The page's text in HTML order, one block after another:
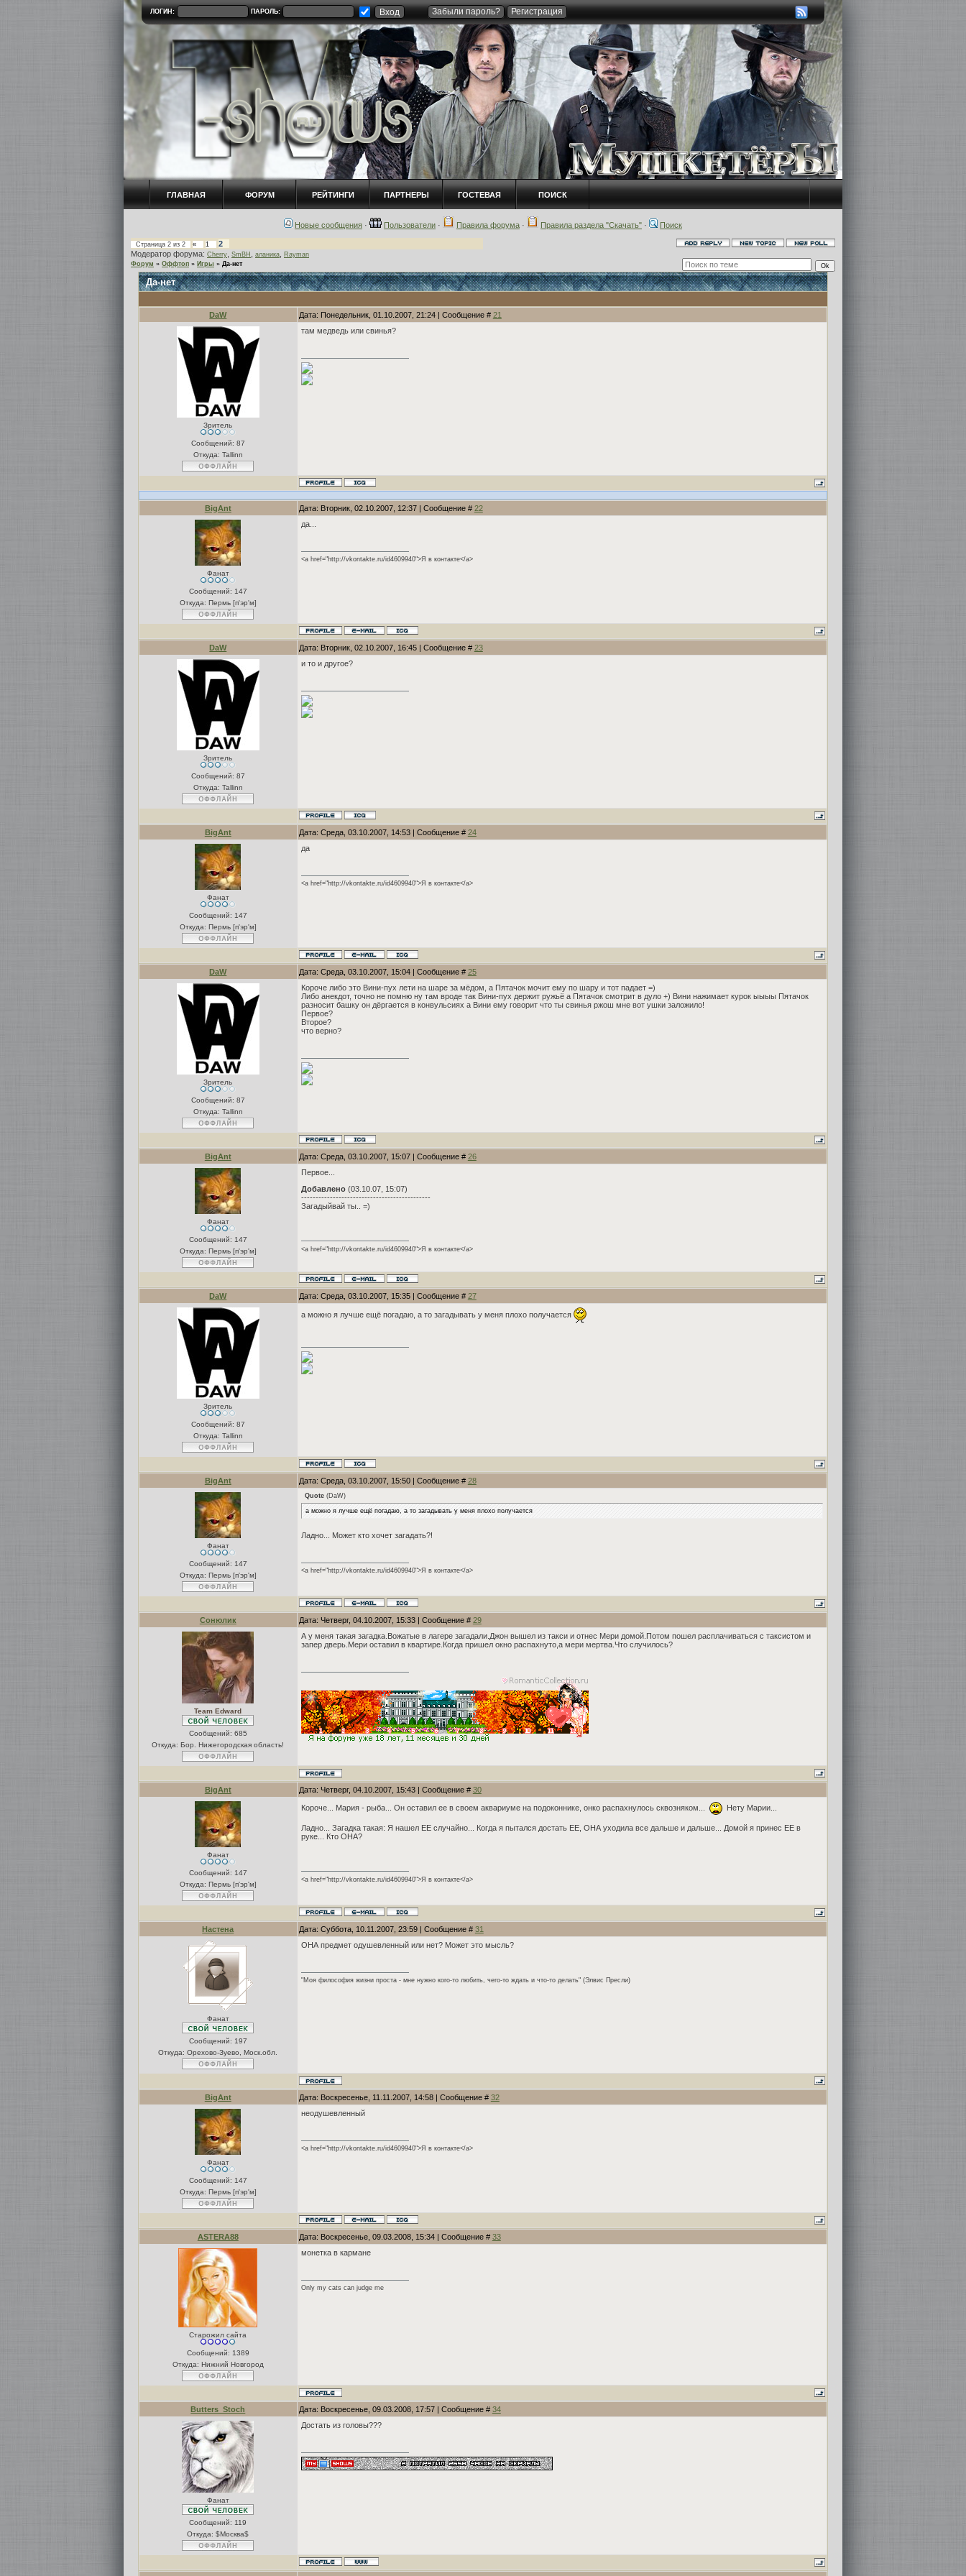
ЛОГИН: ПАРОЛЬ: Забыли пароль? Регистрация
ГЛАВНАЯ ФОРУМ РЕЙТИНГИ ПАРТНЕРЫ ГОСТЕВАЯ ПОИСК
Новые сообщения · Пользователи · Правила форума · Правила раздела "Скачать" · Поиск
Страница 2 из 2 « 1
2
Модератор форума: Cherry SmBH аланика
Rayman
Форум » Оффтоп » Игры » Да-нет
Да-нет
DaW Дата: Понедельник, 01.10.2007, 21:24 | Сообщение # 21
Зритель
Сообщений: 87
Откуда: Tallinn
там медведь или свинья?
BigAnt Дата: Вторник, 02.10.2007, 12:37 | Сообщение # 22
Фанат
Сообщений: 147
Откуда: Пермь [п'эр'м]
да...
<a href="http://vkontakte.ru/id4609940">Я в контакте</a>
DaW Дата: Вторник, 02.10.2007, 16:45 | Сообщение # 23
Зритель
Сообщений: 87
Откуда: Tallinn
и то и другое?
BigAnt Дата: Среда, 03.10.2007, 14:53 | Сообщение # 24
Фанат
Сообщений: 147
Откуда: Пермь [п'эр'м]
да
<a href="http://vkontakte.ru/id4609940">Я в контакте</a>
DaW Дата: Среда, 03.10.2007, 15:04 | Сообщение # 25
Зритель
Сообщений: 87
Откуда: Tallinn
Короче либо это Вини-пух лети на шаре за мёдом, а Пятачок мочит ему по шару и тот падает =)
Либо анекдот, точно не помню ну там вроде так Вини-пух держит ружьё а Пятачок смотрит в дуло +) Вини нажимает курок ыыыы Пятачок
разносит башку он дёргается в конвульсиях а Вини ему говорит что ты свинья ржош мне вот ушки заложило!
Первое?
Второе?
что верно?
BigAnt Дата: Среда, 03.10.2007, 15:07 | Сообщение # 26
Фанат
Сообщений: 147
Откуда: Пермь [п'эр'м]
Первое...
Добавлено(03.10.07, 15:07)
---------------------------------------------
Загадыйвай ты.. =)
<a href="http://vkontakte.ru/id4609940">Я в контакте</a>
DaW Дата: Среда, 03.10.2007, 15:35 | Сообщение # 27
Зритель
Сообщений: 87
Откуда: Tallinn
а можно я лучше ещё погадаю, а то загадывать у меня плохо получается
BigAnt Дата: Среда, 03.10.2007, 15:50 | Сообщение # 28
Фанат
Сообщений: 147
Откуда: Пермь [п'эр'м]
Quote(DaW)
а можно я лучше ещё погадаю, а то загадывать у меня плохо получается
Ладно... Может кто хочет загадать?!
<a href="http://vkontakte.ru/id4609940">Я в контакте</a>
Сонюлик Дата: Четверг, 04.10.2007, 15:33 | Сообщение # 29
Team Edward
Сообщений: 685
Откуда: Бор. Нижегородская область!
А у меня такая загадка.Вожатые в лагере загадали.Джон вышел из такси и отнес Мери домой.Потом пошел расплачиваться с таксистом и
запер дверь.Мери оставил в квартире.Когда пришел окно распахнуто,а мери мертва.Что случилось?
BigAnt Дата: Четверг, 04.10.2007, 15:43 | Сообщение # 30
Фанат
Сообщений: 147
Откуда: Пермь [п'эр'м]
Короче... Мария - рыба... Он оставил ее в своем аквариуме на подоконнике, онко распахнулось сквозняком... Нету Марии...
Ладно... Загадка такая: Я нашел ЕЕ случайно... Когда я пытался достать ЕЕ, ОНА уходила все дальше и дальше... Домой я принес ЕЕ в
руке... Кто ОНА?
<a href="http://vkontakte.ru/id4609940">Я в контакте</a>
Настена Дата: Суббота, 10.11.2007, 23:59 | Сообщение # 31
Фанат
Сообщений: 197
Откуда: Орехово-Зуево, Моск.обл.
ОНА предмет одушевленный или нет? Может это мысль?
"Моя философия жизни проста - мне нужно кого-то любить, чего-то ждать и что-то делать" (Элвис Пресли)
BigAnt Дата: Воскресенье, 11.11.2007, 14:58 | Сообщение # 32
Фанат
Сообщений: 147
Откуда: Пермь [п'эр'м]
неодушевленный
<a href="http://vkontakte.ru/id4609940">Я в контакте</a>
ASTERA88 Дата: Воскресенье, 09.03.2008, 15:34 | Сообщение # 33
Старожил сайта
Сообщений: 1389
Откуда: Нижний Новгород
монетка в кармане
Only my cats can judge me
Butters_Stoch Дата: Воскресенье, 09.03.2008, 17:57 | Сообщение # 34
Фанат
Сообщений: 119
Откуда: $Москва$
Достать из головы???